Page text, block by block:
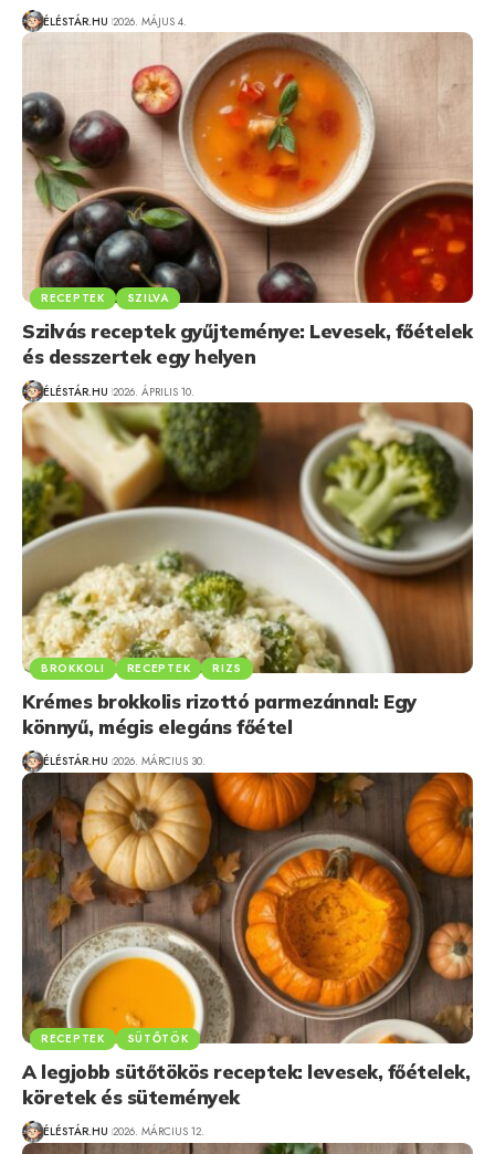
ÉLÉSTÁR.HU 2026. MÁJUS 4.
RECEPTEK SZILVA
Szilvás receptek gyűjteménye: Levesek, főételek
és desszertek egy helyen
ÉLÉSTÁR.HU 2026. ÁPRILIS 10.
BROKKOLI RECEPTEK RIZS
Krémes brokkolis rizottó parmezánnal: Egy
könnyű, mégis elegáns főétel
ÉLÉSTÁR.HU 2026. MÁRCIUS 30.
RECEPTEK SÜTŐTÖK
A legjobb sütőtökös receptek: levesek, főételek,
köretek és sütemények
ÉLÉSTÁR.HU 2026. MÁRCIUS 12.